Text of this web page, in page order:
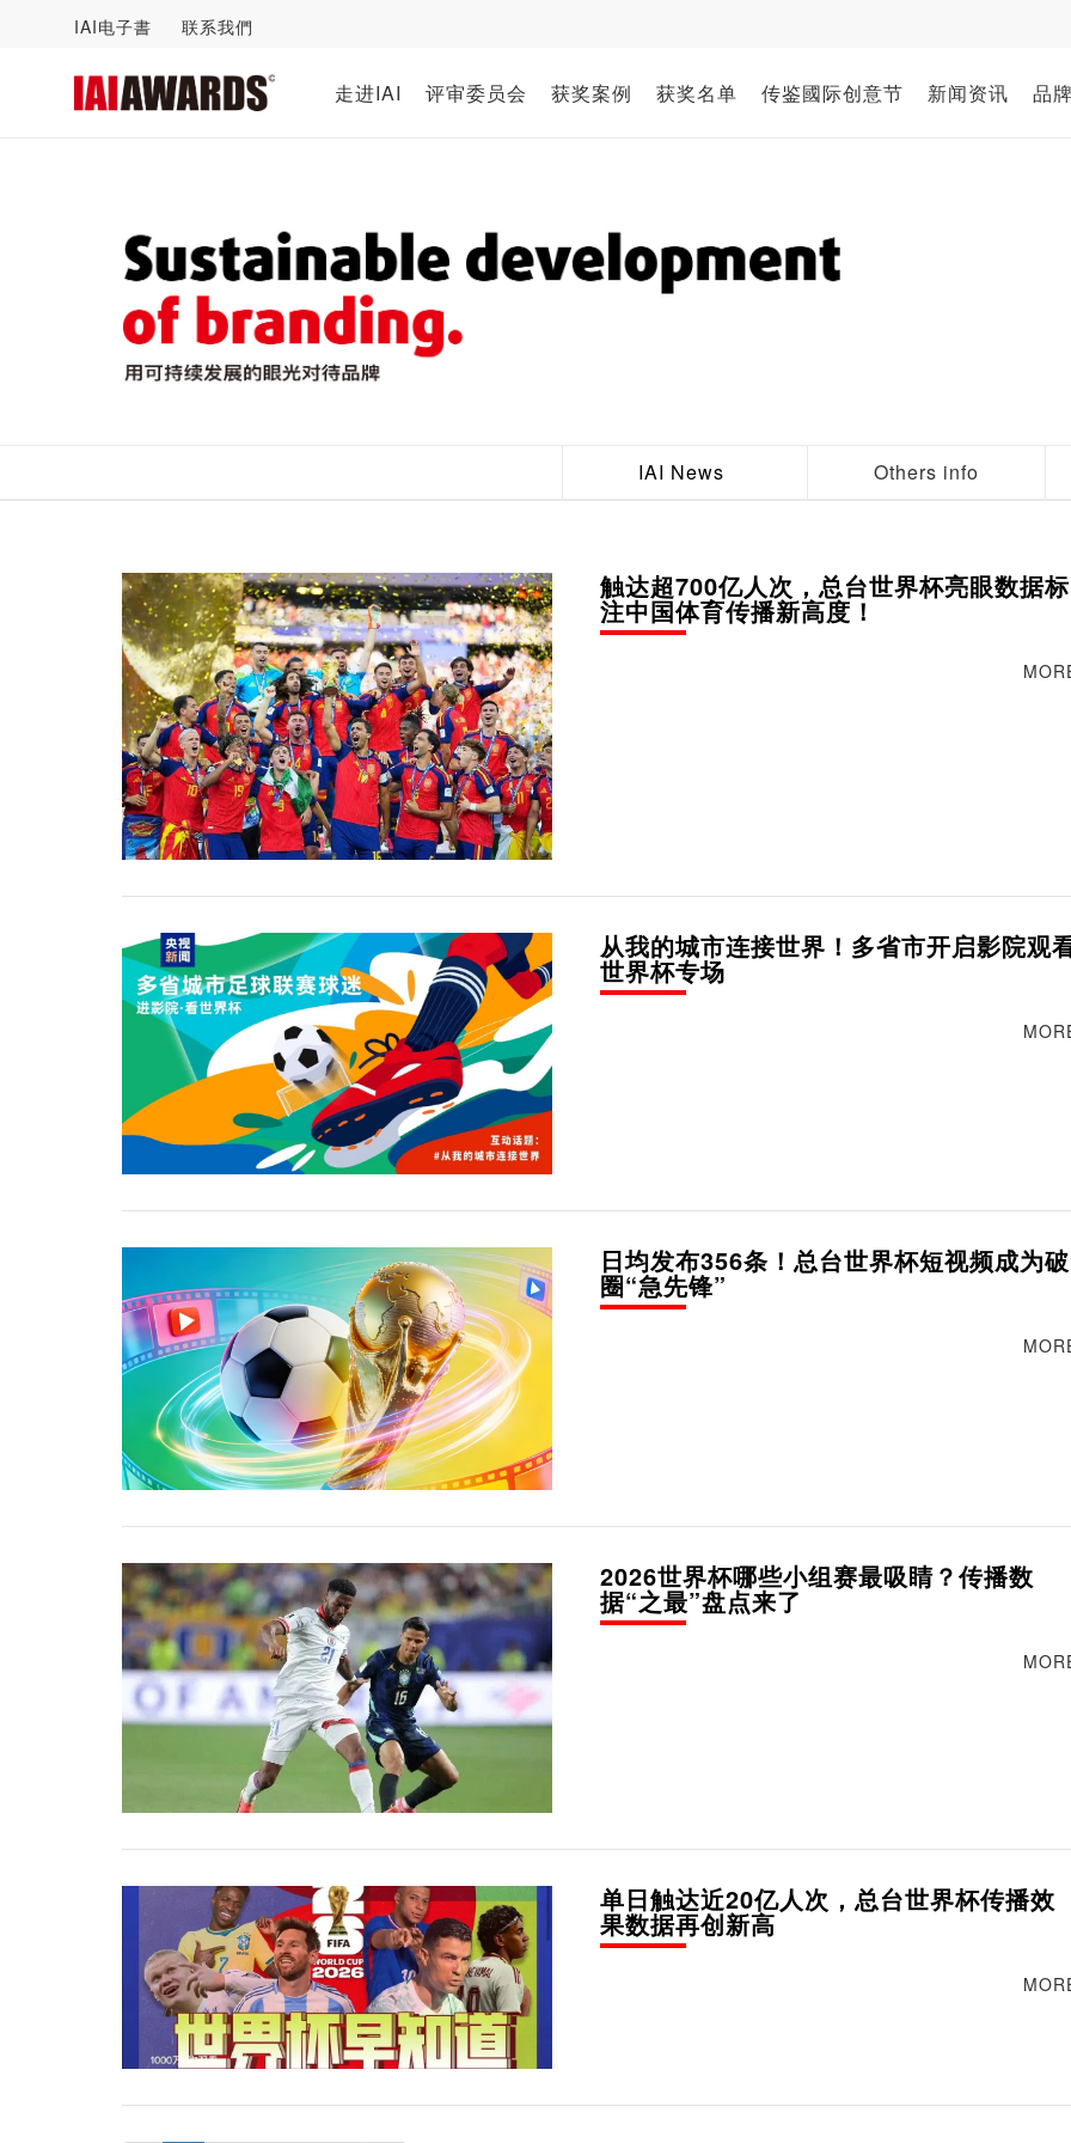
IAI电子書 联系我們
走进IAI 评审委员会 获奖案例 获奖名单 传鉴國际创意节 新闻资讯 品
IAI News Others info
触达超700亿人次，总台世界杯亮眼数据标
注中国体育传播新高度！
从我的城市连接世界！多省市开启影院观
世界杯专场
日均发布356条！总台世界杯短视频成为破
圈“急先锋”
2026世界杯哪些小组赛最吸睛？传播数
据“之最”盘点来了
单日触达近20亿人次，总台世界杯传播效
果数据再创新高